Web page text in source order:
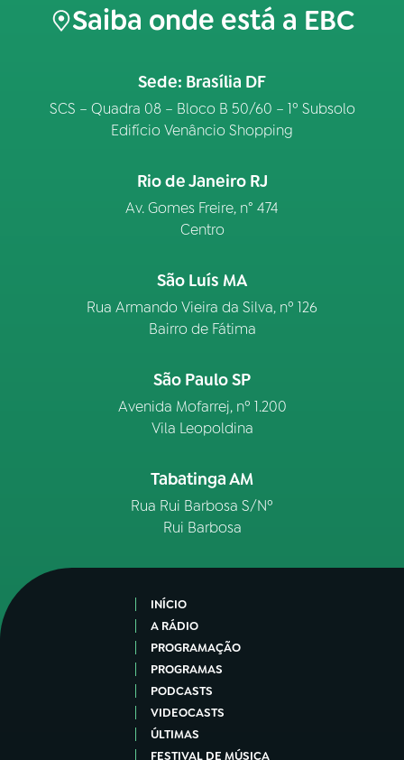
Saiba onde está a EBC
Sede: Brasília DF
SCS – Quadra 08 – Bloco B 50/60 – 1º Subsolo
Edifício Venâncio Shopping
Rio de Janeiro RJ
Av. Gomes Freire, n° 474
Centro
São Luís MA
Rua Armando Vieira da Silva, nº 126
Bairro de Fátima
São Paulo SP
Avenida Mofarrej, nº 1.200
Vila Leopoldina
Tabatinga AM
Rua Rui Barbosa S/Nº
Rui Barbosa
INÍCIO
A RÁDIO
PROGRAMAÇÃO
PROGRAMAS
PODCASTS
VIDEOCASTS
ÚLTIMAS
FESTIVAL DE MÚSICA